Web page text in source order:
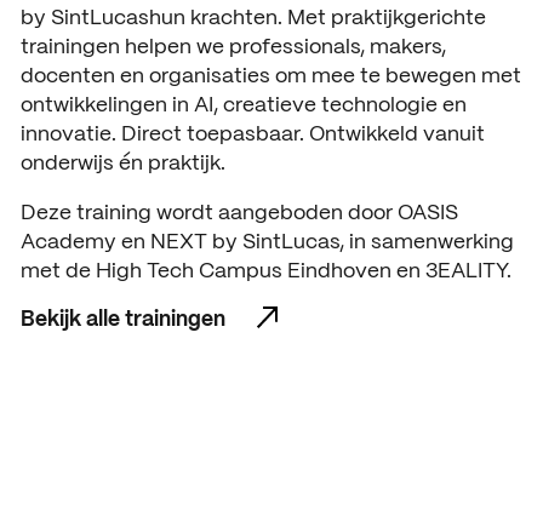
by SintLucashun krachten. Met praktijkgerichte
trainingen helpen we professionals, makers,
docenten en organisaties om mee te bewegen met
ontwikkelingen in AI, creatieve technologie en
innovatie. Direct toepasbaar. Ontwikkeld vanuit
onderwijs én praktijk.
Deze training wordt aangeboden door OASIS
Academy en NEXT by SintLucas, in samenwerking
met de High Tech Campus Eindhoven en 3EALITY.
Bekijk alle trainingen